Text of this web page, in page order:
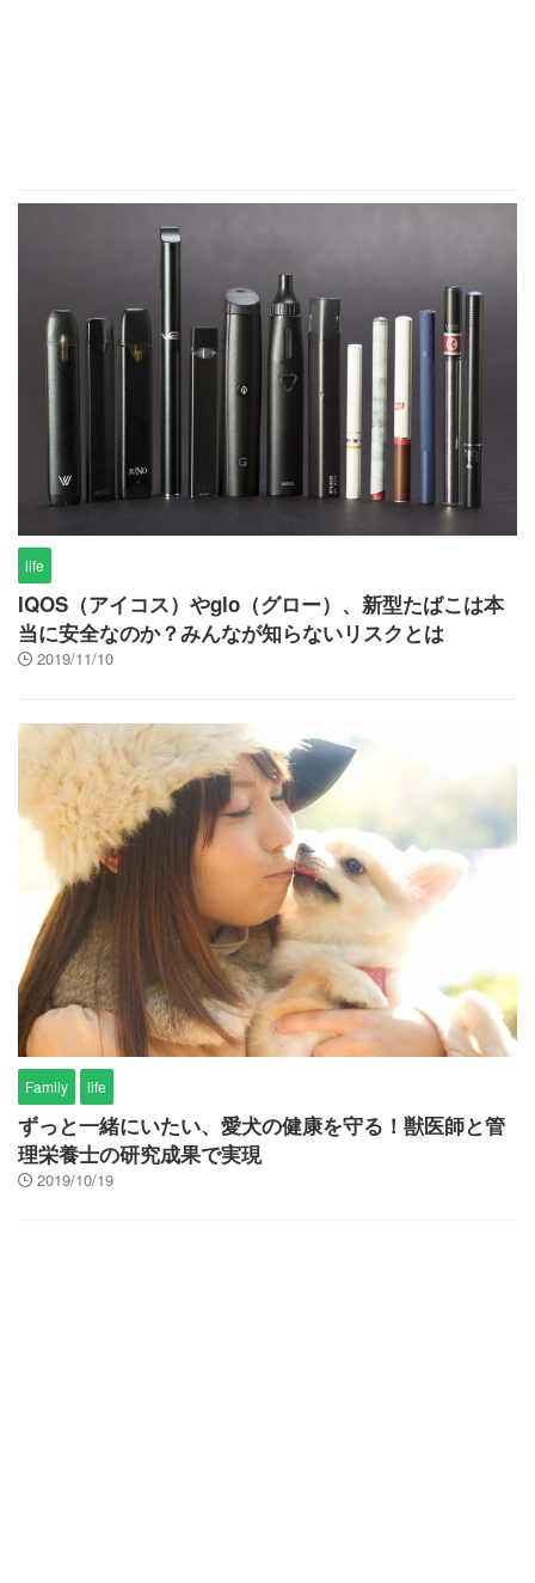
life
IQOS（アイコス）やglo（グロー）、新型たばこは本
当に安全なのか？みんなが知らないリスクとは
2019/11/10
Family life
ずっと一緒にいたい、愛犬の健康を守る！獣医師と管
理栄養士の研究成果で実現
2019/10/19